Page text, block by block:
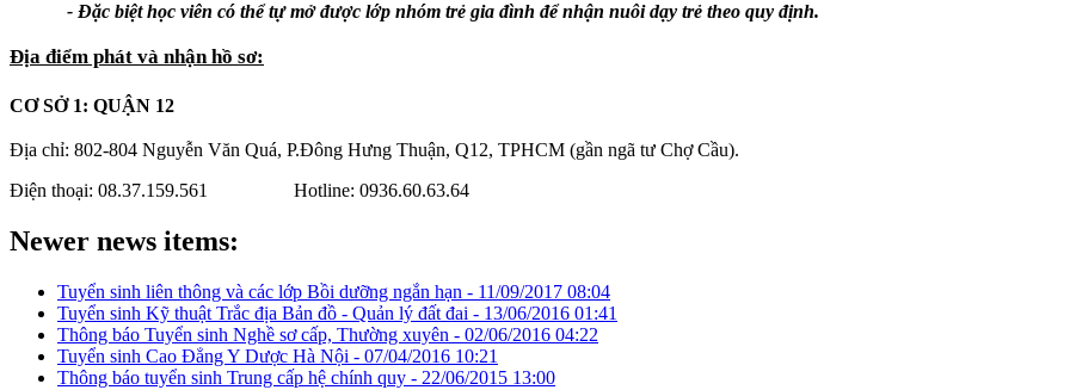
- Đặc biệt học viên có thể tự mở được lớp nhóm trẻ gia đình để nhận nuôi dạy trẻ theo quy định.
Địa điểm phát và nhận hồ sơ:
CƠ SỞ 1: QUẬN 12
Địa chỉ: 802-804 Nguyễn Văn Quá, P.Đông Hưng Thuận, Q12, TPHCM (gần ngã tư Chợ Cầu).
Điện thoại: 08.37.159.561 Hotline: 0936.60.63.64
Newer news items:
Tuyển sinh liên thông và các lớp Bồi dưỡng ngắn hạn - 11/09/2017 08:04
Tuyển sinh Kỹ thuật Trắc địa Bản đồ - Quản lý đất đai - 13/06/2016 01:41
Thông báo Tuyển sinh Nghề sơ cấp, Thường xuyên - 02/06/2016 04:22
Tuyển sinh Cao Đẳng Y Dược Hà Nội - 07/04/2016 10:21
Thông báo tuyển sinh Trung cấp hệ chính quy - 22/06/2015 13:00